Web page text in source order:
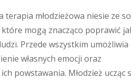
terapia młodzieżowa niesie ze
mogą znacząco poprawić
Przede wszystkim umożliwia
własnych emocji oraz
powstawania. Młodzież ucząc